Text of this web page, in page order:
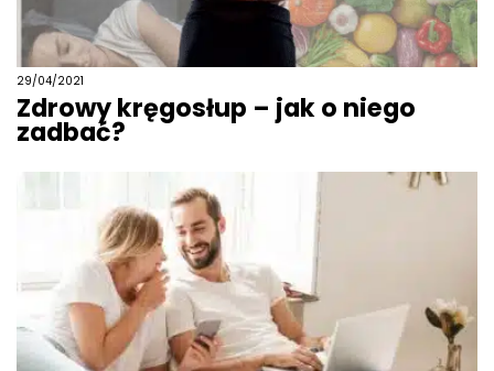
29/04/2021
Zdrowy kręgosłup – jak o niego
zadbać?